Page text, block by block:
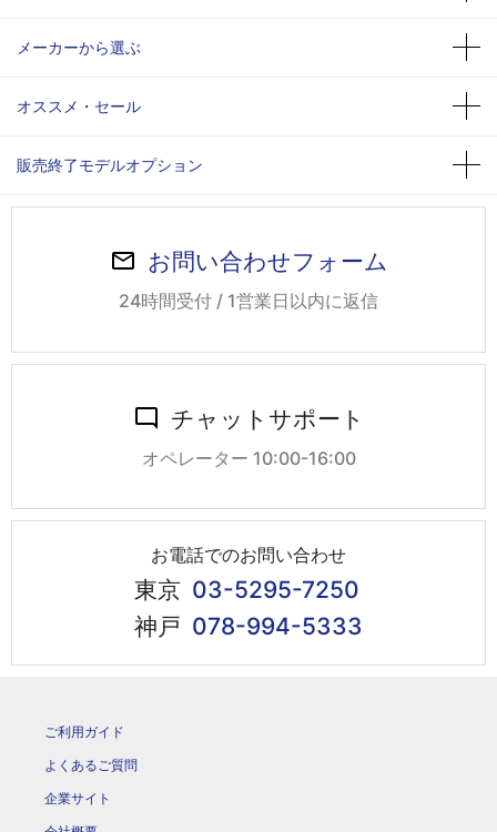
メーカーから選ぶ
オススメ・セール
販売終了モデルオプション
お問い合わせフォーム
24時間受付 / 1営業日以内に返信
チャットサポート
オペレーター 10:00-16:00
お電話でのお問い合わせ
東京 03-5295-7250
神戸 078-994-5333
ご利用ガイド
よくあるご質問
企業サイト